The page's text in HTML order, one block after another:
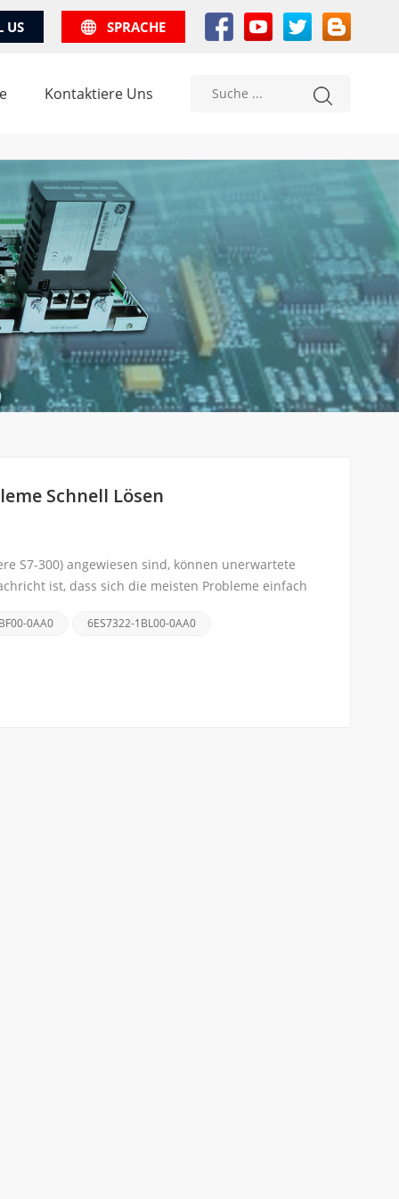
US SPRACHE
Kontaktiere Uns
Schnell Lösen
S7-300) angewiesen sind, können unerwartete
ist, dass sich die meisten Probleme einfach
0AA0 6ES7322-1BL00-0AA0